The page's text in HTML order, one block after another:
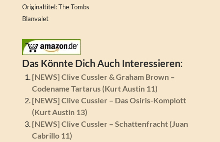
Originaltitel: The Tombs
Blanvalet
Das Könnte Dich Auch Interessieren:
[NEWS] Clive Cussler & Graham Brown –
Codename Tartarus (Kurt Austin 11)
[NEWS] Clive Cussler – Das Osiris-Komplott
(Kurt Austin 13)
[NEWS] Clive Cussler – Schattenfracht (Juan
Cabrillo 11)